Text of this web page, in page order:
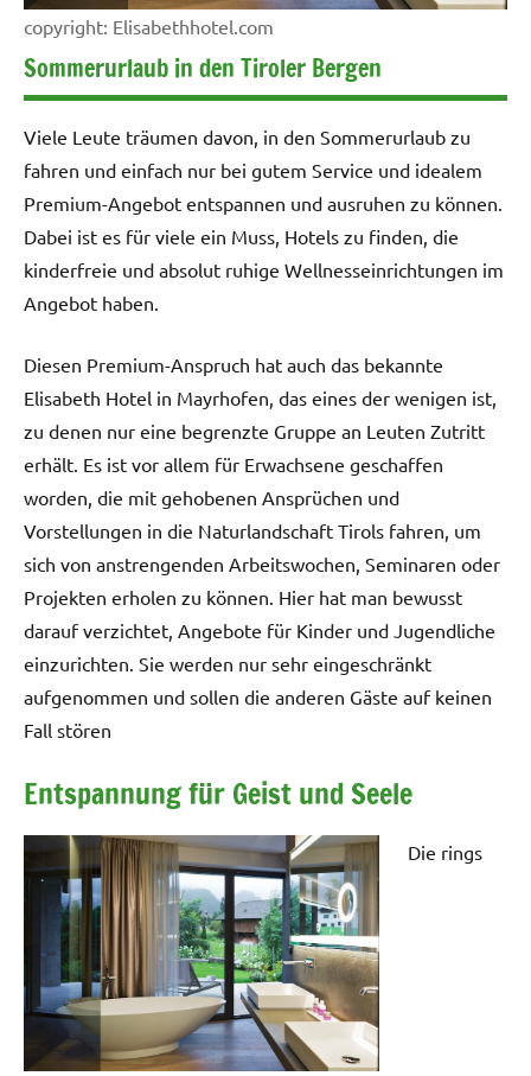
copyright: Elisabethhotel.com
Sommerurlaub in den Tiroler Bergen
Viele Leute träumen davon, in den Sommerurlaub zu
fahren und einfach nur bei gutem Service und idealem
Premium-Angebot entspannen und ausruhen zu können.
Dabei ist es für viele ein Muss, Hotels zu finden, die
kinderfreie und absolut ruhige Wellnesseinrichtungen im
Angebot haben.
Diesen Premium-Anspruch hat auch das bekannte
Elisabeth Hotel in Mayrhofen, das eines der wenigen ist,
zu denen nur eine begrenzte Gruppe an Leuten Zutritt
erhält. Es ist vor allem für Erwachsene geschaffen
worden, die mit gehobenen Ansprüchen und
Vorstellungen in die Naturlandschaft Tirols fahren, um
sich von anstrengenden Arbeitswochen, Seminaren oder
Projekten erholen zu können. Hier hat man bewusst
darauf verzichtet, Angebote für Kinder und Jugendliche
einzurichten. Sie werden nur sehr eingeschränkt
aufgenommen und sollen die anderen Gäste auf keinen
Fall stören
Entspannung für Geist und Seele
Die rings